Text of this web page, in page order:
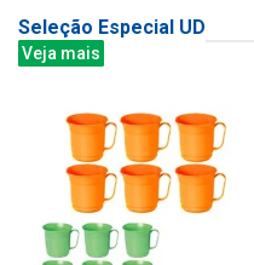
Seleção Especial UD
Veja mais